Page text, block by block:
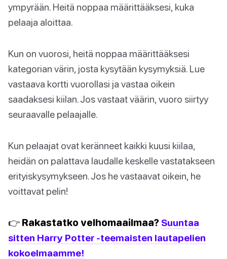
ympyrään. Heitä noppaa määrittääksesi, kuka
pelaaja aloittaa.
Kun on vuorosi, heitä noppaa määrittääksesi
kategorian värin, josta kysytään kysymyksiä. Lue
vastaava kortti vuorollasi ja vastaa oikein
saadaksesi kiilan. Jos vastaat väärin, vuoro siirtyy
seuraavalle pelaajalle.
Kun pelaajat ovat keränneet kaikki kuusi kiilaa,
heidän on palattava laudalle keskelle vastatakseen
erityiskysymykseen. Jos he vastaavat oikein, he
voittavat pelin!
👉 Rakastatko velhomaailmaa? Suuntaa
sitten Harry Potter -teemaisten lautapelien
kokoelmaamme!